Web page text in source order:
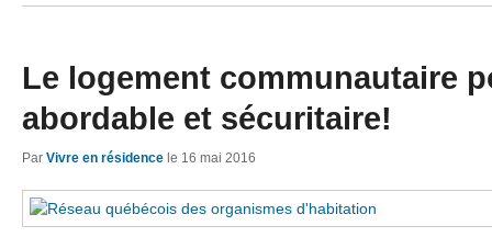
Le logement communautaire
abordable et sécuritaire!
Par Vivre en résidence le 16 mai 2016